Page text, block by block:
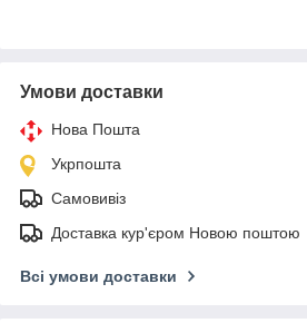
Умови доставки
Нова Пошта
Укрпошта
Самовивіз
Доставка кур'єром Новою поштою
Всі умови доставки